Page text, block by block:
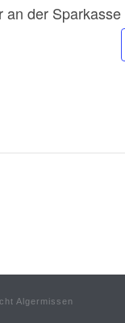
an der Sparkasse
Algermissen